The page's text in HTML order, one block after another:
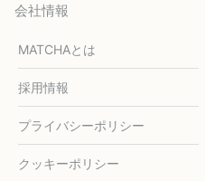
会社情報
MATCHAとは
採用情報
プライバシーポリシー
クッキーポリシー